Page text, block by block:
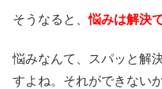
そうなると、悩みは解決
悩みなんて、スパッと解
すよね。それができない